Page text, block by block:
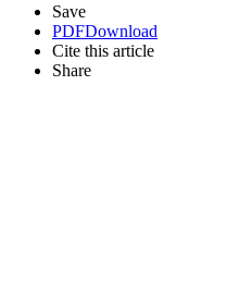
Save
PDFDownload
Cite this article
Share